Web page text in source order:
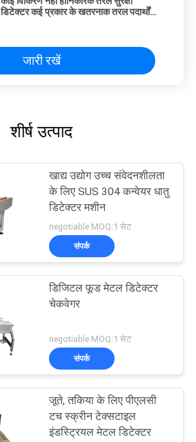
डिटेक्टर कई प्रकार के खतरनाक तरल पदार्थों
जारी रखें
शीर्ष उत्पाद
खाद्य उद्योग उच्च संवेदनशीलता
के लिए SUS 304 कन्वेयर धातु
डिटेक्टर मशीन
negotiable MOQ:1 सेट
संपर्क
डिजिटल फूड मेटल डिटेक्टर
चेकवेगर
negotiable MOQ:1 सेट
संपर्क
जूते, तकिया के लिए पीएलसी
टच स्क्रीन टेक्सटाइल
इंडस्ट्रियल मेटल डिटेक्टर